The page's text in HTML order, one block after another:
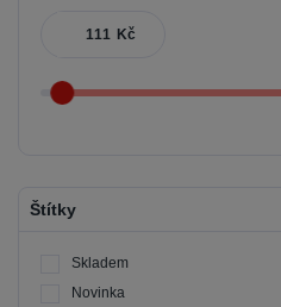
Kč
Štítky
Skladem
Novinka